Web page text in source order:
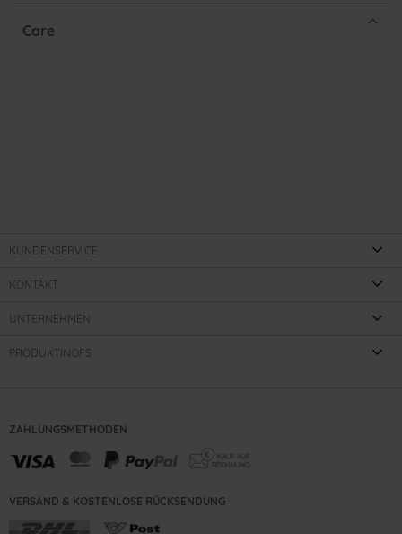
Care
KUNDENSERVICE
KONTAKT
UNTERNEHMEN
PRODUKTINOFS
ZAHLUNGSMETHODEN
VERSAND & KOSTENLOSE RÜCKSENDUNG